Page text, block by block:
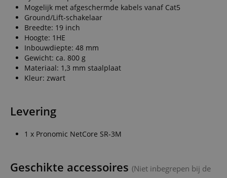
Mogelijk met afgeschermde kabels vanaf Cat5
Ground/Lift-schakelaar
Breedte: 19 inch
Hoogte: 1HE
Inbouwdiepte: 48 mm
Gewicht: ca. 800 g
Materiaal: 1,3 mm staalplaat
Kleur: zwart
Levering
1 x Pronomic NetCore SR-3M
Geschikte accessoires (Niet inbegrepen bij de